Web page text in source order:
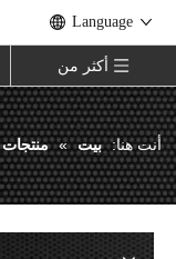
Language
أكثر من
أنت هنا: بيت » منتجات